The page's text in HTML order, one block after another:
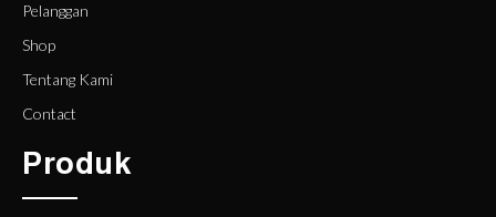
Pelanggan
Shop
Tentang Kami
Contact
Produk